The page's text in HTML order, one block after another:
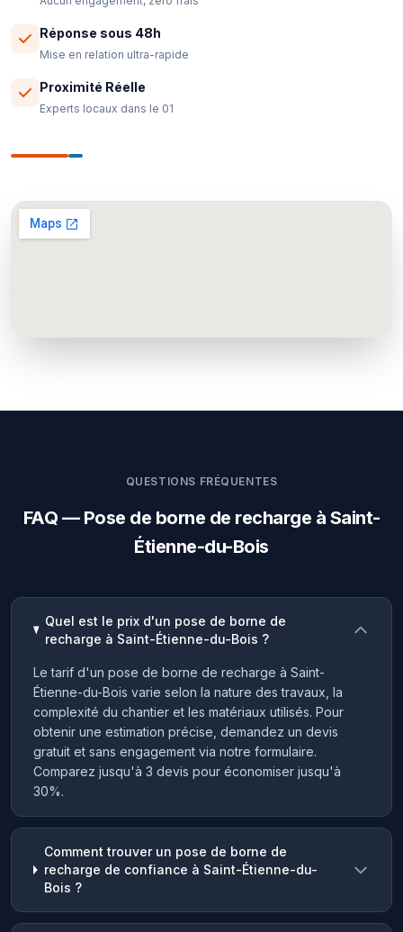
Réponse sous 48h
Mise en relation ultra-rapide
Proximité Réelle
Experts locaux dans le 01
QUESTIONS FRÉQUENTES
FAQ — Pose de borne de recharge à Saint-
Étienne-du-Bois
Quel est le prix d'un pose de borne de
recharge à Saint-Étienne-du-Bois ?
Le tarif d'un pose de borne de recharge à Saint-
Étienne-du-Bois varie selon la nature des travaux, la
complexité du chantier et les matériaux utilisés. Pour
obtenir une estimation précise, demandez un devis
gratuit et sans engagement via notre formulaire.
Comparez jusqu'à 3 devis pour économiser jusqu'à
30%.
Comment trouver un pose de borne de
recharge de confiance à Saint-Étienne-du-
Bois ?